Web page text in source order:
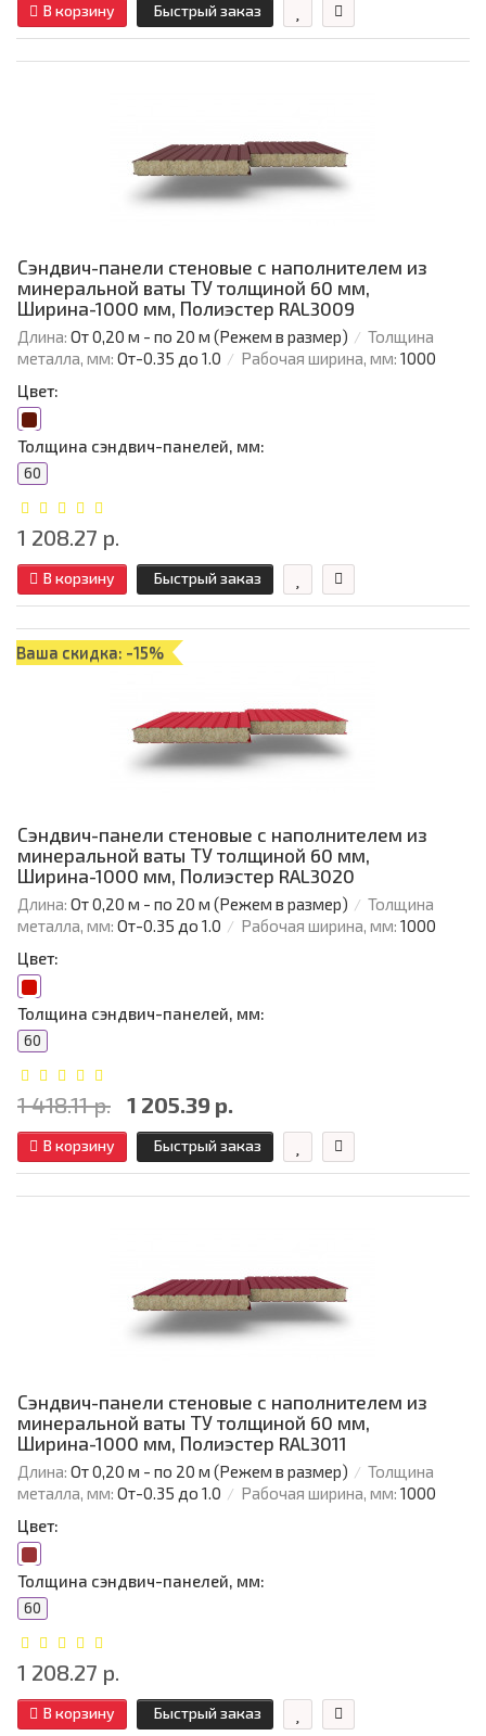
В корзину Быстрый заказ
Сэндвич-панели стеновые с наполнителем из
минеральной ваты ТУ толщиной 60 мм,
Ширина-1000 мм, Полиэстер RAL3009
Длина: От 0,20 м - по 20 м (Режем в размер)
Толщина
металла, мм: От-0.35 до 1.0 Рабочая ширина, мм: 1000
Цвет:
Толщина сэндвич-панелей, мм:
60
1 208.27 р.
В корзину Быстрый заказ
Ваша скидка: -15%
Сэндвич-панели стеновые с наполнителем из
минеральной ваты ТУ толщиной 60 мм,
Ширина-1000 мм, Полиэстер RAL3020
Длина: От 0,20 м - по 20 м (Режем в размер)
Толщина
металла, мм: От-0.35 до 1.0 Рабочая ширина, мм: 1000
Цвет:
Толщина сэндвич-панелей, мм:
60
1 418.11 р. 1 205.39 р.
В корзину Быстрый заказ
Сэндвич-панели стеновые с наполнителем из
минеральной ваты ТУ толщиной 60 мм,
Ширина-1000 мм, Полиэстер RAL3011
Длина: От 0,20 м - по 20 м (Режем в размер)
Толщина
металла, мм: От-0.35 до 1.0 Рабочая ширина, мм: 1000
Цвет:
Толщина сэндвич-панелей, мм:
60
1 208.27 р.
В корзину Быстрый заказ